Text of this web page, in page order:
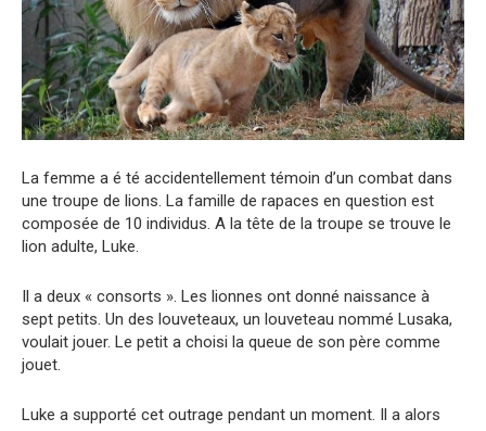
La femme a é té accidentellement témoin d’un combat dans
une troupe de lions. La famille de rapaces en question est
composée de 10 individus. A la tête de la troupe se trouve le
lion adulte, Luke.
Il a deux « consorts ». Les lionnes ont donné naissance à
sept petits. Un des louveteaux, un louveteau nommé Lusaka,
voulait jouer. Le petit a choisi la queue de son père comme
jouet.
Luke a supporté cet outrage pendant un moment. Il a alors